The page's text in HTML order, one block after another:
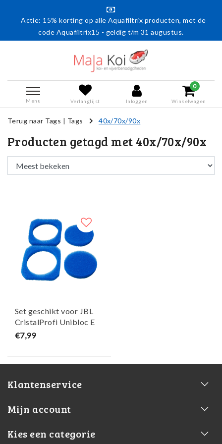
Actie: 15% korting op alle Aquafiltrix producten, met de
code Aquafiltrix15 - geldig t/m 31 augustus.
Menu Verlanglijst Inloggen
0
Winkelwagen
Terug naar Tags | Tags 40x/70x/90x
Producten getagd met 40x/70x/90x
Set geschikt voor JBL
CristalProfi Unibloc E
40x/70x/90x - Maja Koi
€7,99
Klantenservice
Mijn account
Kies een categorie